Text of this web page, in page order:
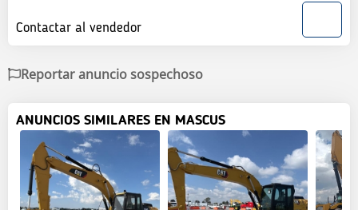
Contactar al vendedor
Reportar anuncio sospechoso
ANUNCIOS SIMILARES EN MASCUS